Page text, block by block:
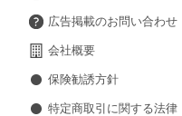
広告掲載のお問い合わせ
会社概要
保険勧誘方針
特定商取引に関する法律